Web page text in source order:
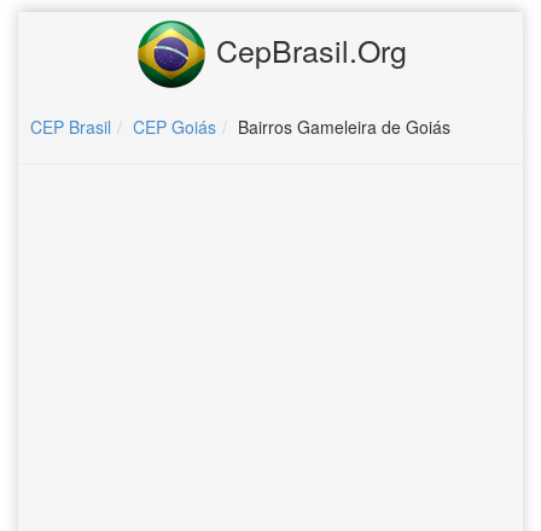
CepBrasil.Org
CEP Brasil CEP Goiás Bairros Gameleira de Goiás